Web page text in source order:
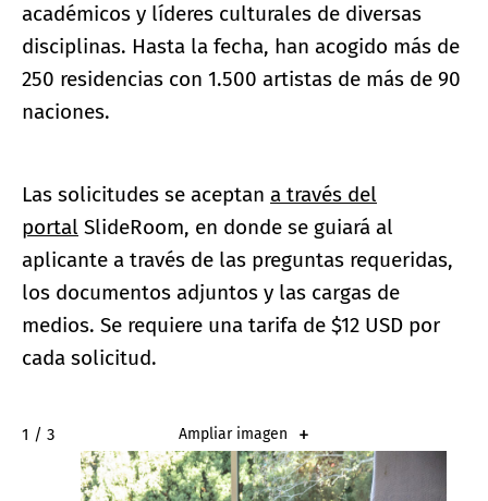
académicos y líderes culturales de diversas
disciplinas. Hasta la fecha, han acogido más de
250 residencias con 1.500 artistas de más de 90
naciones.
Las solicitudes se aceptan a través del
portal SlideRoom, en donde se guiará al
aplicante a través de las preguntas requeridas,
los documentos adjuntos y las cargas de
medios. Se requiere una tarifa de $12 USD por
cada solicitud.
2 / 3 Ampliar imagen